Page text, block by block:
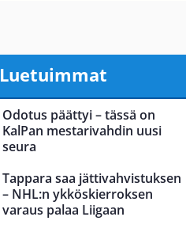
Luetuimmat
Odotus päättyi – tässä on
KalPan mestarivahdin uusi
seura
Tappara saa jättivahvistuksen
– NHL:n ykköskierroksen
varaus palaa Liigaan